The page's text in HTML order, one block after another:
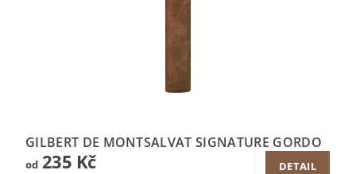
GILBERT DE MONTSALVAT SIGNATURE GORDO
od235 Kč DETAIL